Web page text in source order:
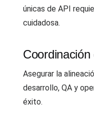
únicas de API
cuidadosa.
Asegurar la
desarrollo, QA y
éxito.